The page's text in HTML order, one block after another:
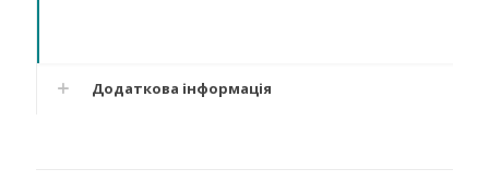
Додаткова інформація